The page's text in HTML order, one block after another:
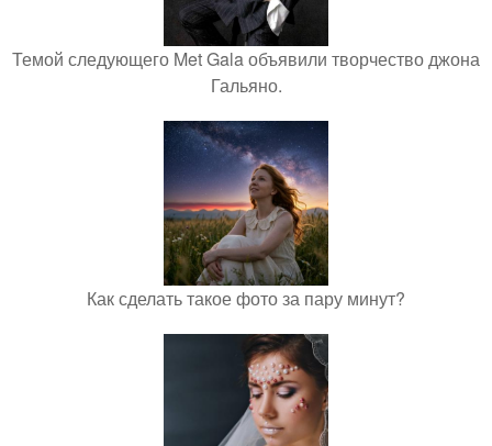
Темой следующего Met Gala объявили творчество джона
Гальяно.
Как сделать такое фото за пару минут?